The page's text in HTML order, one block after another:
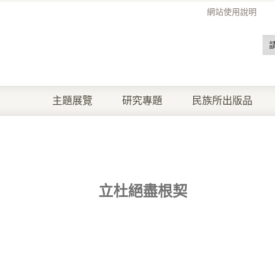
網站使用說明
主題展覽 研究專題 民族所出版品
立杜絕盡根契